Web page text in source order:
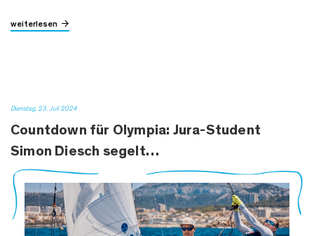
weiterlesen
Dienstag, 23. Juli 2024
Countdown für Olympia: Jura-Student
Simon Diesch segelt…